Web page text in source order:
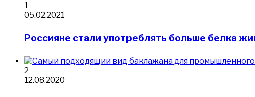
1
05.02.2021
Россияне стали употреблять больше белка
2
12.08.2020